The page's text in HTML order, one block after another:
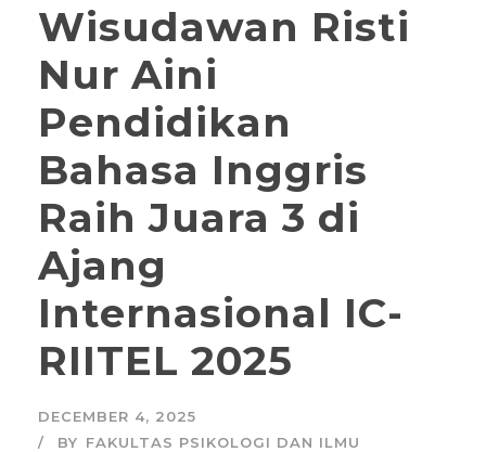
Wisudawan Risti
Nur Aini
Pendidikan
Bahasa Inggris
Raih Juara 3 di
Ajang
Internasional IC-
RIITEL 2025
DECEMBER 4, 2025
BY FAKULTAS PSIKOLOGI DAN ILMU